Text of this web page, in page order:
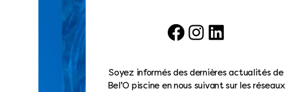
FacebookInstagramLinkedIn
Soyez informés des dernières actualités de
Bel’O piscine en nous suivant sur les réseaux